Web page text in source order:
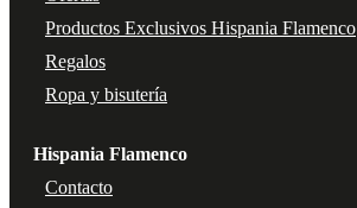
Productos Exclusivos Hispania Flamenco
Regalos
Ropa y bisutería
Hispania Flamenco
Contacto